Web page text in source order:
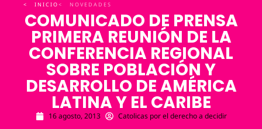
< INICIO< NOVEDADES
COMUNICADO DE PRENSA
PRIMERA REUNIÓN DE LA
CONFERENCIA REGIONAL
SOBRE POBLACIÓN Y
DESARROLLO DE AMÉRICA
LATINA Y EL CARIBE
16 agosto, 2013 Catolicas por el derecho a decidir